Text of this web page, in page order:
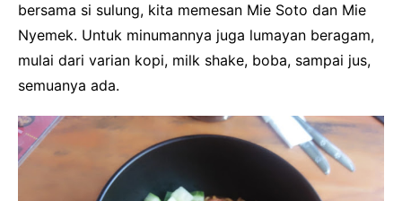
bersama si sulung, kita memesan Mie Soto dan Mie
Nyemek. Untuk minumannya juga lumayan beragam,
mulai dari varian kopi, milk shake, boba, sampai jus,
semuanya ada.